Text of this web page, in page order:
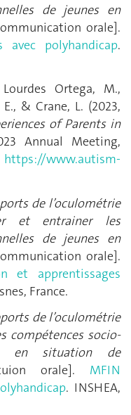
de jeunes en
orale].
avec polyhandicap.
Ortega, M.,
& Crane, L. (2023,
of Parents in
Annual Meeting,
https://www.autism-
de l’oculométrie
et entrainer les
de jeunes en
orale].
et apprentissages
France.
de l’oculométrie
compétences socio-
en situation de
orale]. MFIN
. INSHEA,